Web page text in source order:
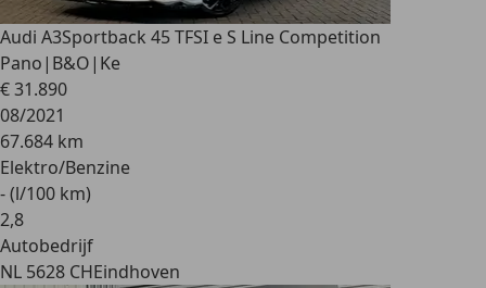
Audi A3Sportback 45 TFSI e S Line Competition
Pano|B&O|Ke
€ 31.890
08/2021
67.684 km
Elektro/Benzine
- (l/100 km)
2,8
Autobedrijf
NL 5628 CHEindhoven